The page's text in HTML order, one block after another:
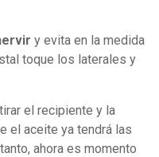
y evita en la medida
toque los laterales y
el recipiente y la
el aceite ya tendrá las
ahora es momento